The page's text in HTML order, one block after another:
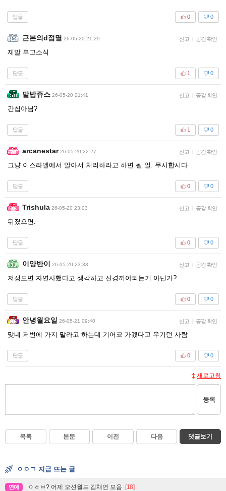
답글 0
0
근본의d점멸 26-05-20 21:29 신고 | 공감 확인
제발 부고소식
답글 0
1
말밥쥬스 26-05-20 21:41 신고 | 공감 확인
간첩아님?
답글 0
1
arcanestar 26-05-20 22:27 신고 | 공감 확인
그냥 이스라엘에서 알아서 처리하라고 하면 될 일. 무시합시다
답글 0
0
Trishula 26-05-20 23:03 신고 | 공감 확인
뒤졌으면.
답글 0
0
이양반이 26-05-20 23:33 신고 | 공감 확인
저정도면 자연사했다고 생각하고 신경꺼야되는거 아닌가?
답글 0
0
안녕월요일 26-05-21 09:40 신고 | 공감 확인
맞네 저번에 가지 말라고 하는데 기어코 가겠다고 우기던 사람
답글 0
0
새로고침
등록
목록 본문 이전 다음 댓글보기
ㅇㅇㄱ 지금 뜨는 글
연예 ㅇㅎㅂ? 어제 오션월드 김채연 모음 [18]